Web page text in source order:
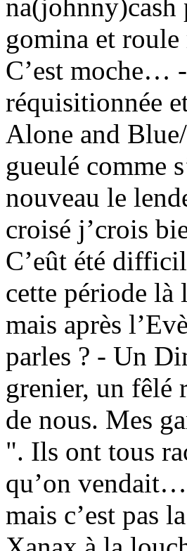
na(johnny)cash
gomina et
C’est moche…
réquisitionnée
Alone and
gueulé comme
nouveau le
croisé j’crois
C’eût été
cette période là
mais après
parles ? - Un
grenier, un fêlé
de nous. Mes
". Ils ont tous
qu’on
mais c’est pas